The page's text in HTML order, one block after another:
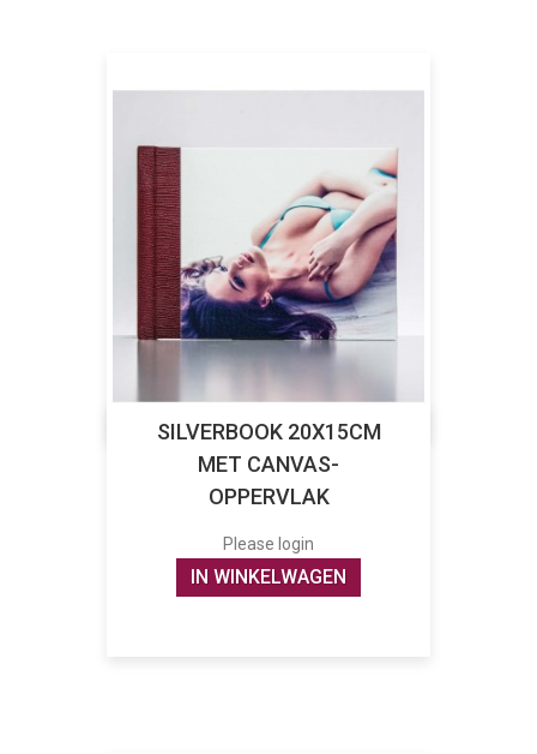
SILVERBOOK 20X15CM
MET CANVAS-
OPPERVLAK
Please login
IN WINKELWAGEN